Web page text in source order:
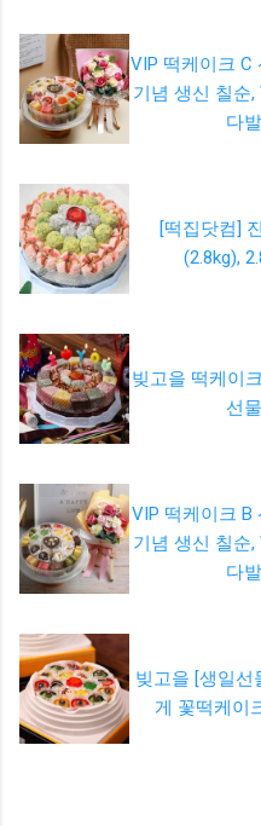
VIP 떡케이크 C
기념 생신 칠순
다
[떡집닷컴]
(2.8kg),
빚고을 떡케이
선
VIP 떡케이크 B
기념 생신 칠순,
다
빚고을 [생일선
게 꽃떡케이